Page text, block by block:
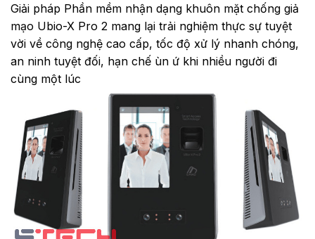
Giải pháp Phần mềm nhận dạng khuôn mặt chống giả
mạo Ubio-X Pro 2 mang lại trải nghiệm thực sự tuyệt
vời về công nghệ cao cấp, tốc độ xử lý nhanh chóng,
an ninh tuyệt đối, hạn chế ùn ứ khi nhiều người đi
cùng một lúc